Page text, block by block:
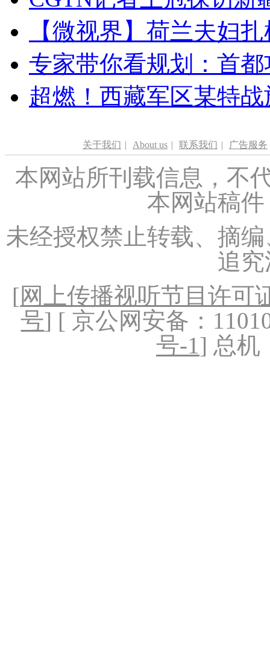
【微视界】荷兰夫妇
专家带你看规划：首
超燃！西藏军区某特
关于我们 | About us | 联系我们 | 广告服务
本网站所刊载信息，不
本网站稿
未经授权禁止转载、摘
追
[网上传播视听节目许可
号] [ 京公网安备：
号-1] 总机